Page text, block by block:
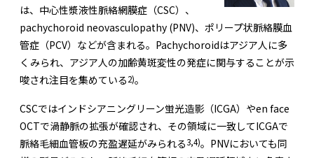
は、中心性漿液性脈絡網膜症（CSC）、
pachychoroid neovasculopathy (PNV)、ポリープ状脈絡膜血
管症（PCV）などが含まれる。Pachychoroidはアジア人に多
くみられ、アジア人の加齢黄斑変性の発症に関与することが示
唆され注目を集めている2)。
CSCではインドシアニングリーン蛍光造影（ICGA）やen face
OCTで渦静脈の拡張が確認され、その領域に一致してICGAで
脈絡毛細血管板の充盈遅延がみられる3,4)。PNVにおいても同